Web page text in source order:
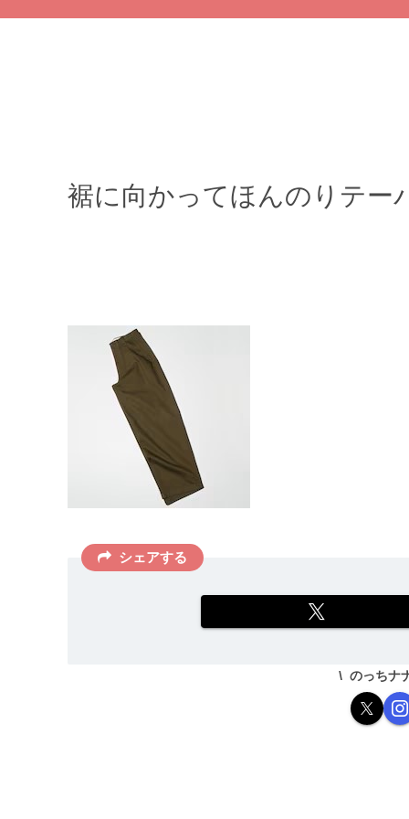
裾に向かってほんのりテー
シェアする
のっちナ